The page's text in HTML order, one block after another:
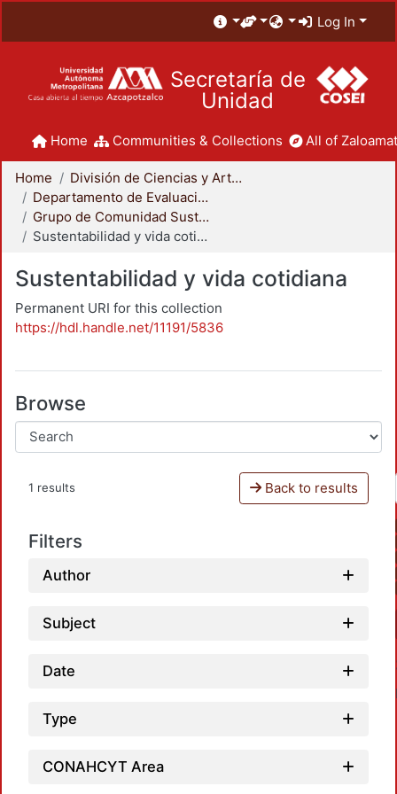
Log In
Secretaría de
Unidad
Home Communities & Collections All of
Home
División de Ciencias y Artes para el Diseño
Departamento de Evaluación del Diseño en el Tiempo
Grupo de Comunidad Sustentable
Sustentabilidad y vida cotidiana
Sustentabilidad y vida cotidiana
Permanent URI for this collection
https://hdl.handle.net/11191/5836
Browse
1 results Back to results
Filters
Author
Subject
Date
Type
CONAHCYT Area